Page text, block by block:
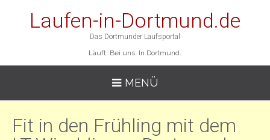
Laufen-in-Dortmund.de
Das Dortmunder Laufsportal
Läuft. Bei uns. In Dortmund.
MENÜ
Fit in den Frühling mit dem